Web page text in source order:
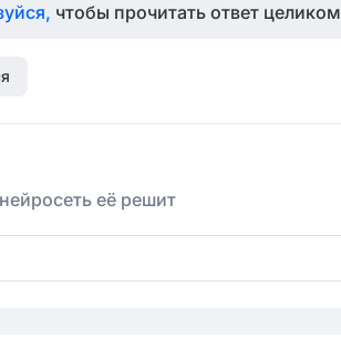
чтобы прочитать ответ целиком
её решит